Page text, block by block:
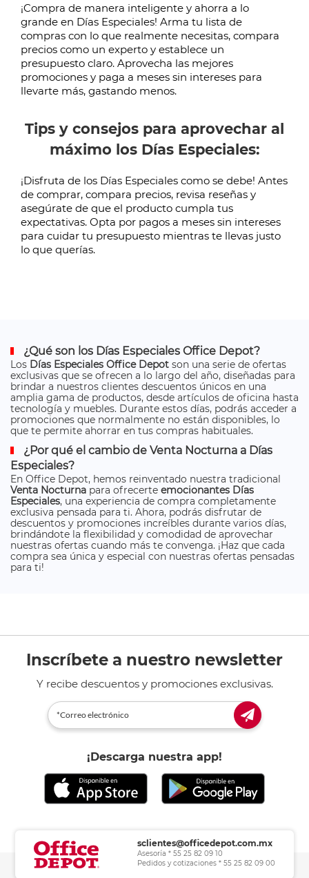
¡Compra de manera inteligente y ahorra a lo
grande en Días Especiales! Arma tu lista de
compras con lo que realmente necesitas, compara
precios como un experto y establece un
presupuesto claro. Aprovecha las mejores
promociones y paga a meses sin intereses para
llevarte más, gastando menos.
Tips y consejos para aprovechar al
máximo los Días Especiales:
¡Disfruta de los Días Especiales como se debe! Antes
de comprar, compara precios, revisa reseñas y
asegúrate de que el producto cumpla tus
expectativas. Opta por pagos a meses sin intereses
para cuidar tu presupuesto mientras te llevas justo
lo que querías.
¿Qué son los Días Especiales Office Depot?
Los Días Especiales Office Depot son una serie de ofertas
exclusivas que se ofrecen a lo largo del año, diseñadas para
brindar a nuestros clientes descuentos únicos en una
amplia gama de productos, desde artículos de oficina hasta
tecnología y muebles. Durante estos días, podrás acceder a
promociones que normalmente no están disponibles, lo
que te permite ahorrar en tus compras habituales.
¿Por qué el cambio de Venta Nocturna a Días
Especiales?
En Office Depot, hemos reinventado nuestra tradicional
Venta Nocturna para ofrecerte emocionantes Días
Especiales, una experiencia de compra completamente
exclusiva pensada para ti. Ahora, podrás disfrutar de
descuentos y promociones increíbles durante varios días,
brindándote la flexibilidad y comodidad de aprovechar
nuestras ofertas cuando más te convenga. ¡Haz que cada
compra sea única y especial con nuestras ofertas pensadas
para ti!
Inscríbete a nuestro newsletter
Y recibe descuentos y promociones exclusivas.
¡Descarga nuestra app!
sclientes@officedepot.com.mx
Asesoría * 55 25 82 09 10
Pedidos y cotizaciones * 55 25 82 09 00